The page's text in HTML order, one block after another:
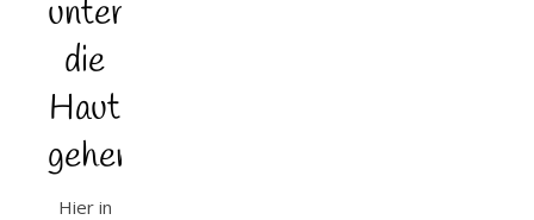
unter
die
Haut
gehen
Hier in